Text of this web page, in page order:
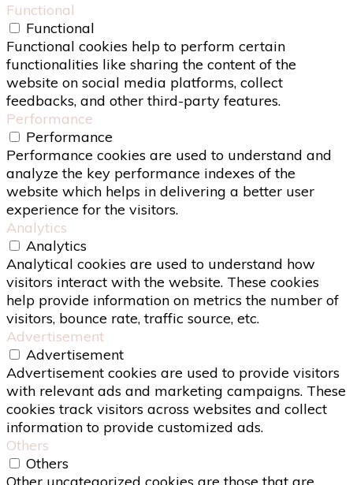
Functional
Functional
Functional cookies help to perform certain
functionalities like sharing the content of the
website on social media platforms, collect
feedbacks, and other third-party features.
Performance
Performance
Performance cookies are used to understand and
analyze the key performance indexes of the
website which helps in delivering a better user
experience for the visitors.
Analytics
Analytics
Analytical cookies are used to understand how
visitors interact with the website. These cookies
help provide information on metrics the number of
visitors, bounce rate, traffic source, etc.
Advertisement
Advertisement
Advertisement cookies are used to provide visitors
with relevant ads and marketing campaigns. These
cookies track visitors across websites and collect
information to provide customized ads.
Others
Others